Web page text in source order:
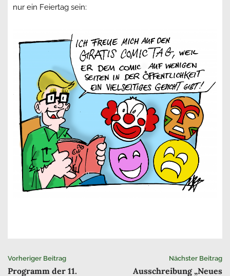
nur ein Feiertag sein:
Beitrags-
Vorheriger Beitrag
Programm der 11.
Nächster Beitrag
Ausschreibung „Neues